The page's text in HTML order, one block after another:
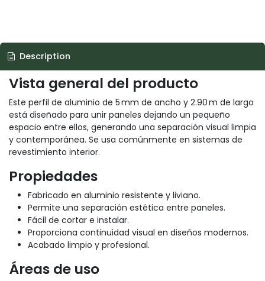
Description
Vista general del producto
Este perfil de aluminio de 5 mm de ancho y 2.90 m de largo
está diseñado para unir paneles dejando un pequeño
espacio entre ellos, generando una separación visual limpia
y contemporánea. Se usa comúnmente en sistemas de
revestimiento interior.
Propiedades
Fabricado en aluminio resistente y liviano.
Permite una separación estética entre paneles.
Fácil de cortar e instalar.
Proporciona continuidad visual en diseños modernos.
Acabado limpio y profesional.
Áreas de uso